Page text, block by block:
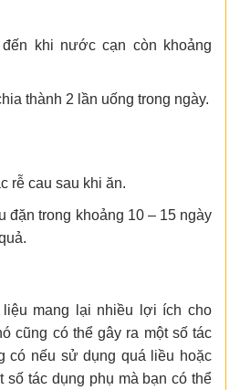
khi nước cạn còn khoảng
thành 2 lần uống trong ngày.
rễ cau sau khi ăn.
đặn trong khoảng 10 – 15 ngày
mang lại nhiều lợi ích cho
cũng có thể gây ra một số tác
có nếu sử dụng quá liều hoặc
số tác dụng phụ mà bạn có thể